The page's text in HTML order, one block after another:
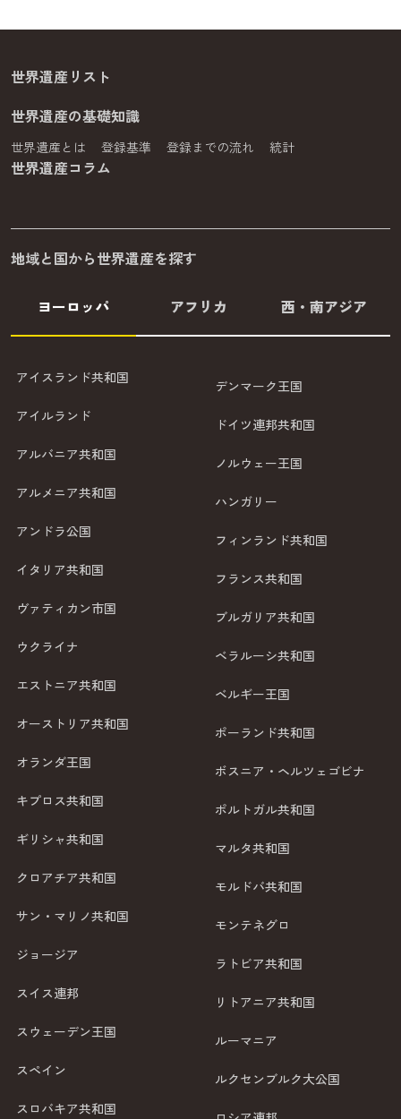
世界遺産リスト
世界遺産の基礎知識
世界遺産とは 登録基準 登録までの流れ 統計
世界遺産コラム
地域と国から世界遺産を探す
ヨーロッパ アフリカ 西・南アジア
アイスランド共和国
アイルランド
アルバニア共和国
アルメニア共和国
アンドラ公国
イタリア共和国
ヴァティカン市国
ウクライナ
エストニア共和国
オーストリア共和国
オランダ王国
キプロス共和国
ギリシャ共和国
クロアチア共和国
サン・マリノ共和国
ジョージア
スイス連邦
スウェーデン王国
スペイン
スロバキア共和国
デンマーク王国
ドイツ連邦共和国
ノルウェー王国
ハンガリー
フィンランド共和国
フランス共和国
ブルガリア共和国
ベラルーシ共和国
ベルギー王国
ポーランド共和国
ボスニア・ヘルツェゴビナ
ポルトガル共和国
マルタ共和国
モルドバ共和国
モンテネグロ
ラトビア共和国
リトアニア共和国
ルーマニア
ルクセンブルク大公国